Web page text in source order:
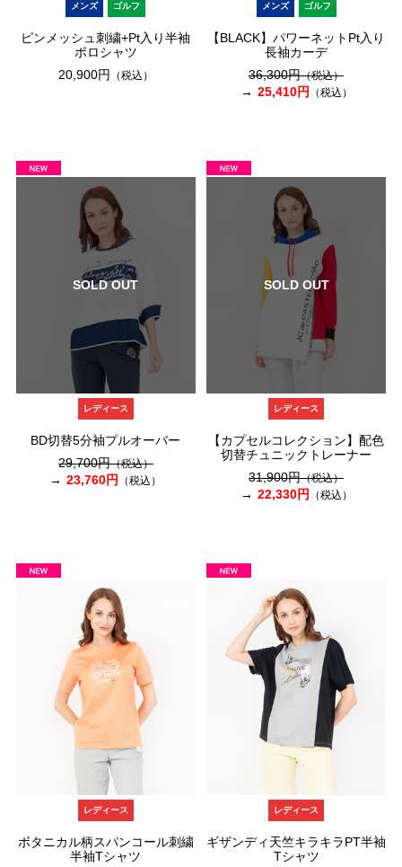
メンズ ゴルフ
ピンメッシュ刺繍+Pt入り半袖
ポロシャツ
20,900円
（税込）
メンズ ゴルフ
【BLACK】パワーネットPt入り
長袖カーデ
36,300円（税込）
25,410円 （税込）
SOLD OUT
レディース
BD切替5分袖プルオーバー
29,700円（税込）
23,760円 （税込）
SOLD OUT
レディース
【カプセルコレクション】配色
切替チュニックトレーナー
31,900円（税込）
22,330円 （税込）
レディース
ボタニカル柄スパンコール刺繍
半袖Tシャツ
レディース
ギザンディ天竺キラキラPT半袖
Tシャツ